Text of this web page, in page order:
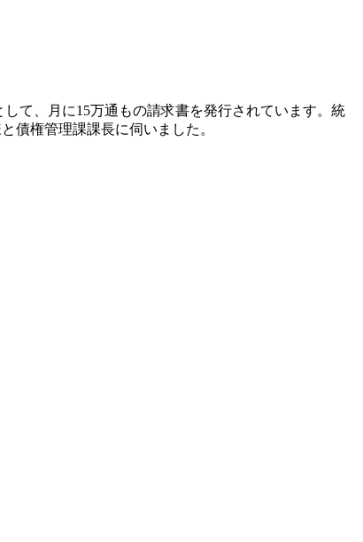
て、月に15万通もの請求書を発行されています。統
債権管理課課長に伺いました。